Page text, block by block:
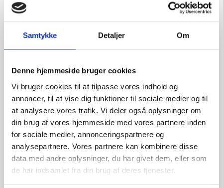
Samtykke Detaljer Om
Denne hjemmeside bruger cookies
Vi bruger cookies til at tilpasse vores indhold og
annoncer, til at vise dig funktioner til sociale medier og til
at analysere vores trafik. Vi deler også oplysninger om
din brug af vores hjemmeside med vores partnere inden
for sociale medier, annonceringspartnere og
analysepartnere. Vores partnere kan kombinere disse
data med andre oplysninger, du har givet dem, eller som
de har indsamlet fra din brug af deres tjenester.
AISI304L 1.4307
stk. tilgængelig
031996027
DN20 26,9 Svejsekrave S-3
EN 1092-1 T:35 PN10-40 ISO
AISI316L 1.4404
Svejsekrave